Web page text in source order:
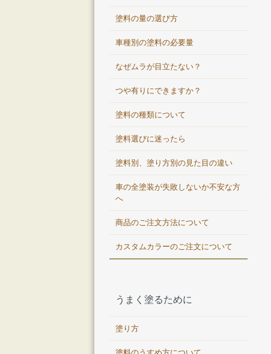
塗料の量の選び方
車種別の塗料の必要量
なぜムラが目立たない？
つや有りにできますか？
塗料の種類について
塗料選びに迷ったら
塗料別、塗り方別の見た目の違い
車の全塗装が失敗しないか不安な方
へ
商品のご注文方法について
カスタムカラーのご注文について
うまく塗るために
塗り方